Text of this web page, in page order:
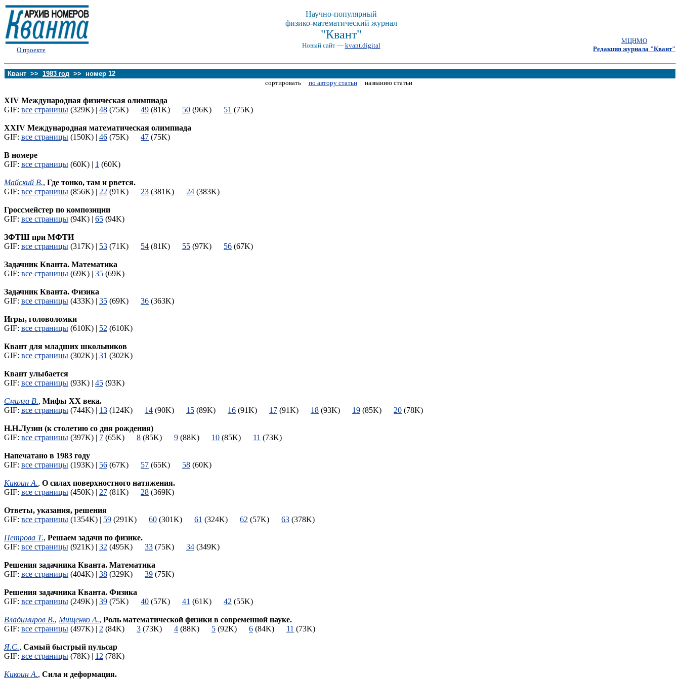
О проекте
Научно-популярный
физико-математический журнал
"Квант"
Новый сайт — kvant.digital
МЦНМО
Редакция журнала "Квант"
Квант >> 1983 год >> номер 12
сортировать по автору статьи| названию статьи
XIV Международная физическая олимпиада
GIF: все страницы (329K) | 48 (75K) 49 (81K) 50 (96K) 51 (75K)
XXIV Международная математическая олимпиада
GIF: все страницы (150K) | 46 (75K) 47 (75K)
В номере
GIF: все страницы (60K) | 1 (60K)
Майский В., Где тонко, там и рвется.
GIF: все страницы (856K) | 22 (91K) 23 (381K) 24 (383K)
Гроссмейстер по композиции
GIF: все страницы (94K) | 65 (94K)
ЗФТШ при МФТИ
GIF: все страницы (317K) | 53 (71K) 54 (81K) 55 (97K) 56 (67K)
Задачник Кванта. Математика
GIF: все страницы (69K) | 35 (69K)
Задачник Кванта. Физика
GIF: все страницы (433K) | 35 (69K) 36 (363K)
Игры, головоломки
GIF: все страницы (610K) | 52 (610K)
Квант для младших школьников
GIF: все страницы (302K) | 31 (302K)
Квант улыбается
GIF: все страницы (93K) | 45 (93K)
Смилга В., Мифы XX века.
GIF: все страницы (744K) | 13 (124K) 14 (90K) 15 (89K) 16 (91K) 17 (91K) 18 (93K) 19 (85K) 20 (78K)
Н.Н.Лузин (к столетию со дня рождения)
GIF: все страницы (397K) | 7 (65K) 8 (85K) 9 (88K) 10 (85K) 11 (73K)
Напечатано в 1983 году
GIF: все страницы (193K) | 56 (67K) 57 (65K) 58 (60K)
Кикоин А., О силах поверхностного натяжения.
GIF: все страницы (450K) | 27 (81K) 28 (369K)
Ответы, указания, решения
GIF: все страницы (1354K) | 59 (291K) 60 (301K) 61 (324K) 62 (57K) 63 (378K)
Петрова Т., Решаем задачи по физике.
GIF: все страницы (921K) | 32 (495K) 33 (75K) 34 (349K)
Решения задачника Кванта. Математика
GIF: все страницы (404K) | 38 (329K) 39 (75K)
Решения задачника Кванта. Физика
GIF: все страницы (249K) | 39 (75K) 40 (57K) 41 (61K) 42 (55K)
Владимиров В., Мищенко А., Роль математической физики в современной науке.
GIF: все страницы (497K) | 2 (84K) 3 (73K) 4 (88K) 5 (92K) 6 (84K) 11 (73K)
Я.С., Самый быстрый пульсар
GIF: все страницы (78K) | 12 (78K)
Кикоин А., Сила и деформация.